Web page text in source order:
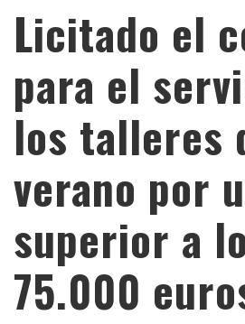
Licitado el
para el
los talleres
verano por
superior a
75.000